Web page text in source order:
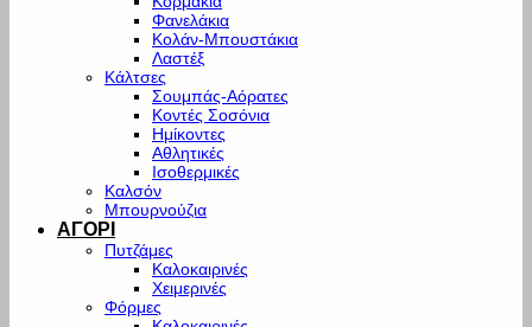
Φανελάκια
Κολάν-Μπουστάκια
Λαστέξ
Κάλτσες
Σουμπάς-Αόρατες
Κοντές Σοσόνια
Ημίκοντες
Αθλητικές
Ισοθερμικές
Καλσόν
Μπουρνούζια
ΑΓΟΡΙ
Πυτζάμες
Καλοκαιρινές
Χειμερινές
Φόρμες